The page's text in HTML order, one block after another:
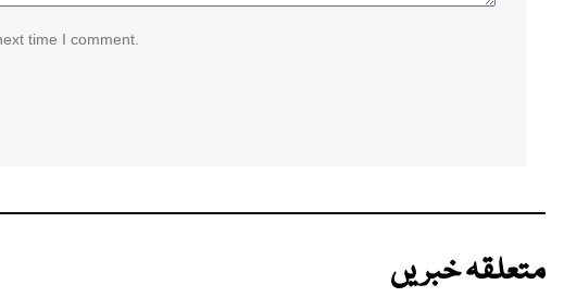
time I comment.
متعلقہ خبریں